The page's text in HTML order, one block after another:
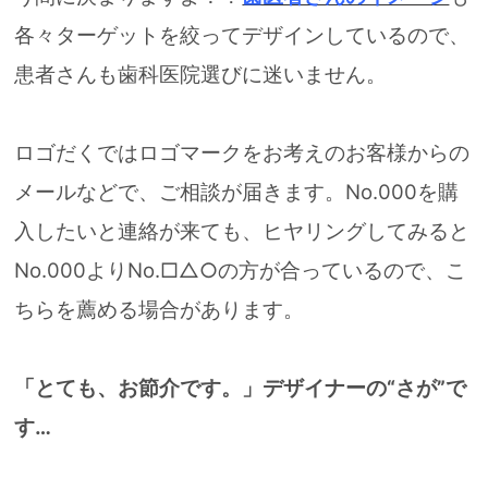
各々ターゲットを絞ってデザインしているので、
患者さんも歯科医院選びに迷いません。
ロゴだくではロゴマークをお考えのお客様からの
メールなどで、ご相談が届きます。 No.000を購
入したいと連絡が来ても、ヒヤリングしてみると
No.000よりNo.□△○の方が合っているので、こ
ちらを薦める場合があります。
「とても、お節介です。」デザイナーの“さが”で
す…